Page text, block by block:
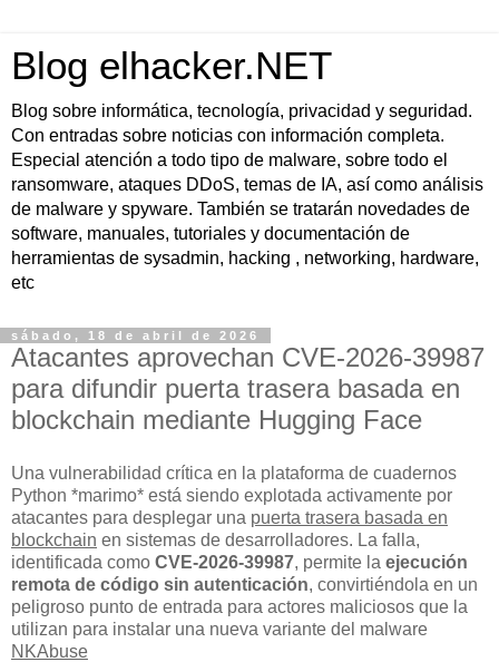
Blog elhacker.NET
Blog sobre informática, tecnología, privacidad y seguridad.
Con entradas sobre noticias con información completa.
Especial atención a todo tipo de malware, sobre todo el
ransomware, ataques DDoS, temas de IA, así como análisis
de malware y spyware. También se tratarán novedades de
software, manuales, tutoriales y documentación de
herramientas de sysadmin, hacking , networking, hardware,
etc
sábado, 18 de abril de 2026
Atacantes aprovechan CVE-2026-39987
para difundir puerta trasera basada en
blockchain mediante Hugging Face
Una vulnerabilidad crítica en la plataforma de cuadernos
Python *marimo* está siendo explotada activamente por
atacantes para desplegar una puerta trasera basada en
blockchain en sistemas de desarrolladores. La falla,
identificada como CVE-2026-39987, permite la ejecución
remota de código sin autenticación, convirtiéndola en un
peligroso punto de entrada para actores maliciosos que la
utilizan para instalar una nueva variante del malware
NKAbuse